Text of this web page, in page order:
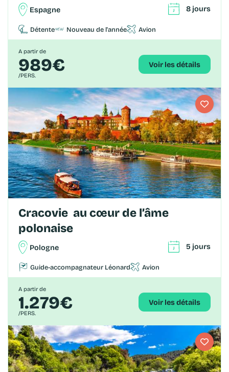
Espagne 8 jours
Détente Nouveau de l'année Avion
A partir de
989€
/PERS.
Voir les détails
Cracovie au cœur de l’âme
polonaise
Pologne 5 jours
Guide-accompagnateur Léonard Avion
A partir de
1.279€
/PERS.
Voir les détails